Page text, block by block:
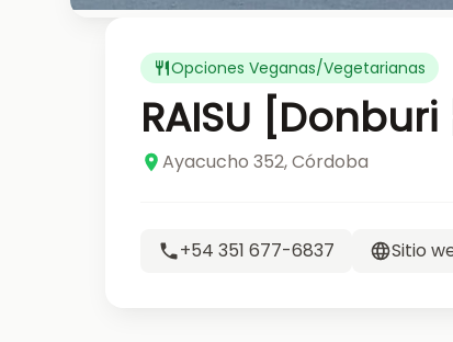
Opciones Veganas/Vegetarianas
RAISU [Donburi
Ayacucho 352, Córdoba
+54 351 677-6837 Sitio